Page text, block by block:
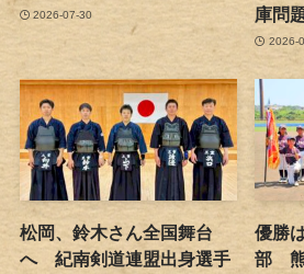
2026-07-30 庫問
2026-
松岡、鈴木さん全国舞台
へ 紀南剣道連盟出身選手
優勝
部